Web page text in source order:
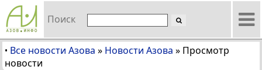
Поиск
• Все новости Азова » Новости Азова » Просмотр
новости